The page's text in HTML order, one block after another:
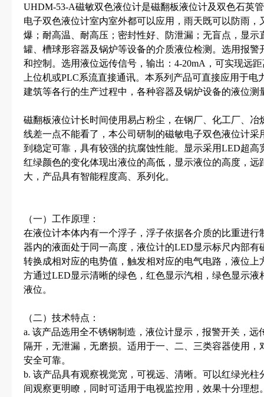
UHDM-53-A磁敏双色液位计是磁翻板液位计及双色石英
电子双色液位计室内室外都可以应用，雨天既可以防雨
爆；耐高温、耐高压；密封性好、防泄漏；无盲点，显
罐、槽球形容器及锅炉等设备的介质液位检测。选用报
和控制。选用液位远传信号，输出：4-20mA，可实现远
上位机或PLC系流直接通讯。本系列产品可直接应用于
建筑等各行的生产过程中，各种容器及锅炉设备的液位测
磁翻板液位计长时间使用易占粉尘，在钢厂、化工厂、
线差一点不能看了，本公司研制的磁敏电子双色液位计
到稳定可靠，具有较强的抗腐蚀性能。显示采用LED超
红绿颜色的变化体现出液位的高低，显示液位的高度，
大，产品具有智能程度高、系列化。
（一）工作原理：
在液位计本体内有一个浮子，浮子依据各介质的比重进
器内的液面处于同一高度，液位计的LED显示标尺内部
转换成相对应的电势值，触发相对应的电气电路，液位
方通过LED显示清晰的绿色，红色显示汽相，绿色显示
液位。
（二）技术特点：
a. 该产品选用全不锈钢制造，液位计显示，报警开关，远
隔开，无泄漏，无磨损。适用于一、二、三类容器使用
安全可靠。
b. 该产品具有观察视觉宽，可视远、清晰。可以红绿光
间观察更明瞭，同时可适用于电视监控用，效果十分理想